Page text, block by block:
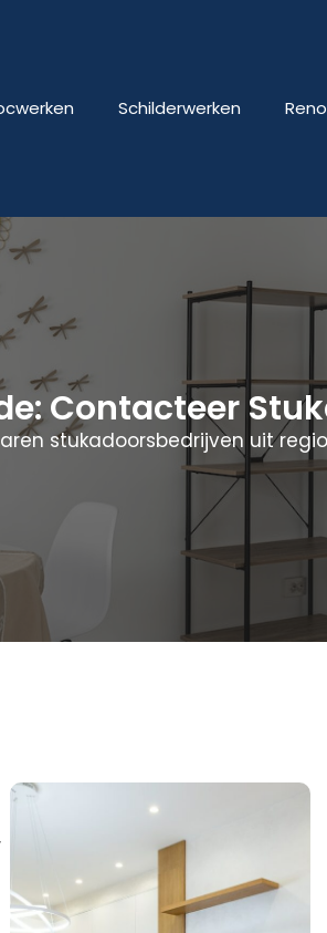
Schilderwerken
Contacteer
stukadoorsbedrijven uit